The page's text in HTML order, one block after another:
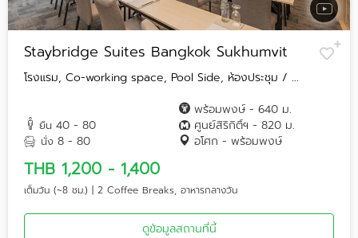
Staybridge Suites Bangkok Sukhumvit
โรงแรม, Co-working space, Pool Side, ห้องประชุม / ...
ยืน 40 - 80
นั่ง 8 - 80
พร้อมพงษ์ - 640 ม.
ศูนย์สิริกิติ์ฯ - 820 ม.
อโศก - พร้อมพงษ์
THB 1,200 - 1,400
เต็มวัน (~8 ชม.) | 2 Coffee Breaks, อาหารกลางวัน
ดูข้อมูลสถานที่นี้